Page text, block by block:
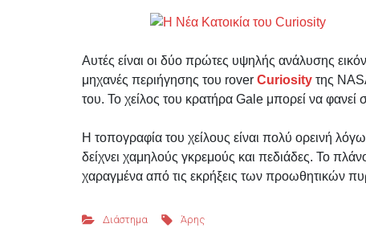
Αυτές είναι οι δύο πρώτες υψηλής ανάλυσης
μηχανές περιήγησης του rover Curiosity της
του. Το χείλος του κρατήρα Gale μπορεί να
Η τοπογραφία του χείλους είναι πολύ ορεινή
δείχνει χαμηλούς γκρεμούς και πεδιάδες. Το
χαραγμένα από τις εκρήξεις των προωθητικών
Διάστημα Άρης